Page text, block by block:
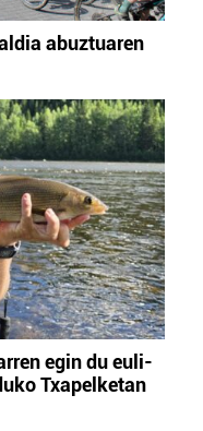
abuztuaren
egin du euli-
Txapelketan